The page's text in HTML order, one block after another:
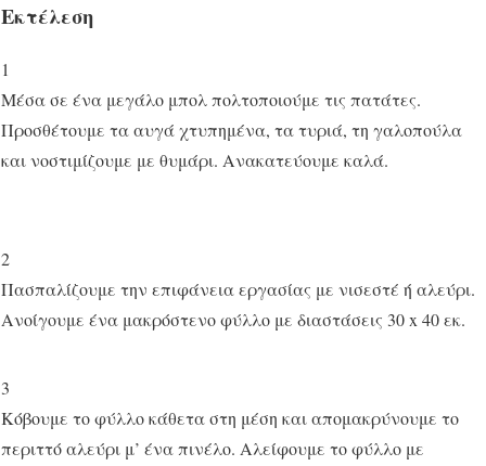
Εκτέλεση
1
Μέσα σε ένα μεγάλο μπολ πολτοποιούμε τις πατάτες.
Προσθέτουμε τα αυγά χτυπημένα, τα τυριά, τη γαλοπούλα
και νοστιμίζουμε με θυμάρι. Ανακατεύουμε καλά.
2
Πασπαλίζουμε την επιφάνεια εργασίας με νισεστέ ή αλεύρι.
Ανοίγουμε ένα μακρόστενο φύλλο με διαστάσεις 30 x 40 εκ.
3
Κόβουμε το φύλλο κάθετα στη μέση και απομακρύνουμε το
περιττό αλεύρι μ’ ένα πινέλο. Αλείφουμε το φύλλο με